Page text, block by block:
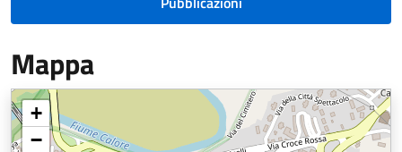
Mappa
+
−